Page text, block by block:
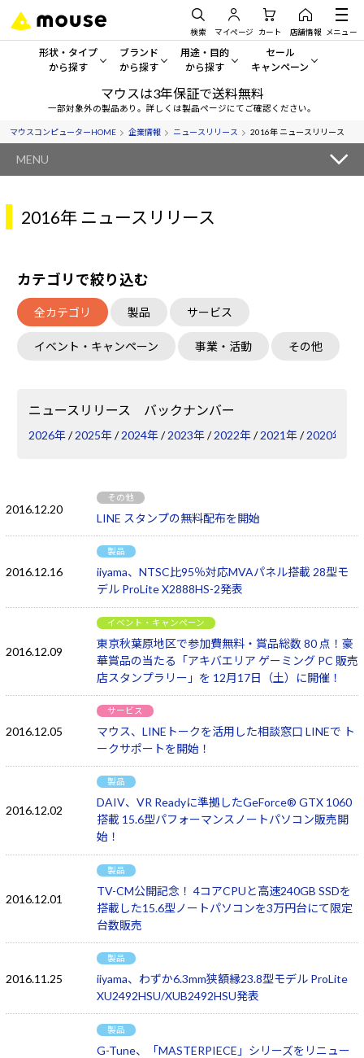
検索 マイページ カート 店舗情報 メニュー
形状・タイプ
から探す
形状・タイプから探す をすべてみる
デスクトップPC
ノートPC
タブレットPC
ワークステーション
ブランド
から探す
mouse
G TUNE
NEXTGEAR
DAIV
用途・目的
から探す
一般向けパソコン
ゲーミングPC・ゲーム向けパソコン
クリエイティブ向け
ビジネス向けパソコン
セール
キャンペーン
セール・キャンペーン
期間限定セール
マウスは3年保証で送料無料
一部対象外の製品あり。詳しくは製品ページにてご確認ください。
マウスコンピューターHOME 企業情報 ニュースリリース 2016年 ニュースリリース
MENU
2016年 ニュースリリース
カテゴリで絞り込む
全カテゴリ 製品 サービス
イベント・キャンペーン 事業・活動 その他
ニュースリリース バックナンバー
2026年/2025年/2024年/2023年/2022年/2021年/2020年
2016.12.20
その他
LINE スタンプの無料配布を開始
2016.12.16
製品
iiyama、NTSC比95％対応MVAパネル搭載 28型モ
デル ProLite X2888HS-2発表
2016.12.09
イベント・キャンペーン
東京秋葉原地区で参加費無料・賞品総数 80 点！豪
華賞品の当たる「アキバエリア ゲーミング PC 販売
店スタンプラリー」を 12月17日（土）に開催！
2016.12.05
サービス
マウス、LINEトークを活用した相談窓口 LINEで ト
ークサポートを開始！
2016.12.02
製品
DAIV、VR Readyに準拠したGeForce® GTX 1060
搭載 15.6型パフォーマンスノートパソコン販売開
始！
2016.12.01
製品
TV-CM公開記念！ 4コアCPUと高速240GB SSDを
搭載した15.6型ノートパソコンを3万円台にて限定
台数販売
2016.11.25
製品
iiyama、わずか6.3mm狭額縁23.8型モデル ProLite
XU2492HSU/XUB2492HSU発表
製品
G-Tune、「MASTERPIECE」シリーズをリニュー